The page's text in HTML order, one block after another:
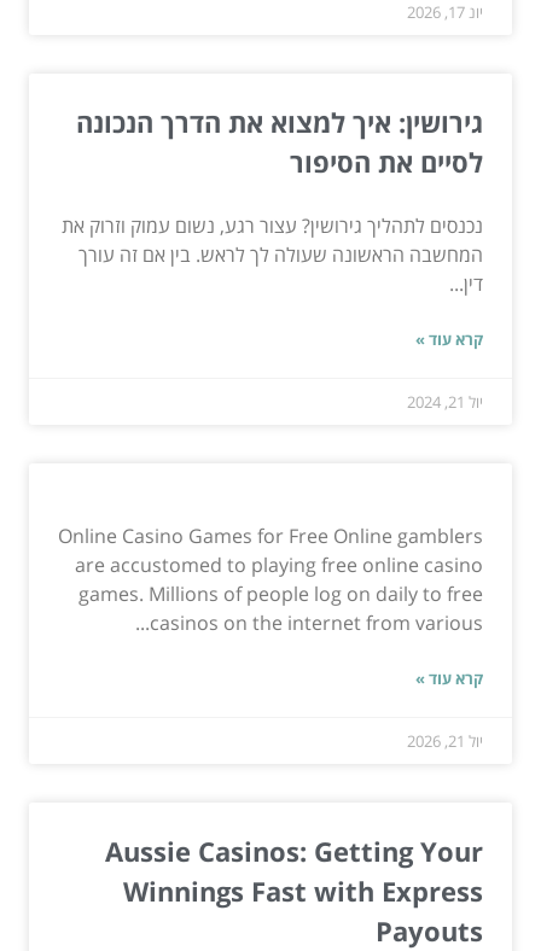
יונ 17, 2026
גירושין: איך למצוא את הדרך הנכונה
לסיים את הסיפור
נכנסים לתהליך גירושין? עצור רגע, נשום עמוק וזרוק את
המחשבה הראשונה שעולה לך לראש. בין אם זה עורך
דין...
קרא עוד »
יול 21, 2024
Online Casino Games for Free Online gamblers
are accustomed to playing free online casino
games. Millions of people log on daily to free
casinos on the internet from various...
קרא עוד »
יול 21, 2026
Aussie Casinos: Getting Your
Winnings Fast with Express
Payouts